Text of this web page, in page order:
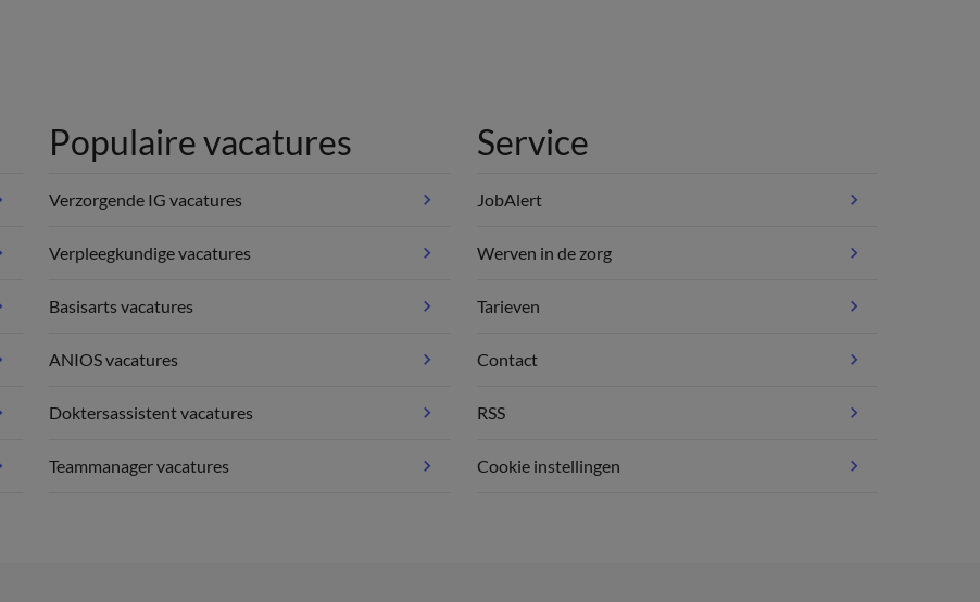
Populaire vacatures
Verzorgende IG vacatures
Verpleegkundige vacatures
Basisarts vacatures
ANIOS vacatures
Doktersassistent vacatures
Teammanager vacatures
Service
JobAlert
Werven in de zorg
Tarieven
Contact
RSS
Cookie instellingen